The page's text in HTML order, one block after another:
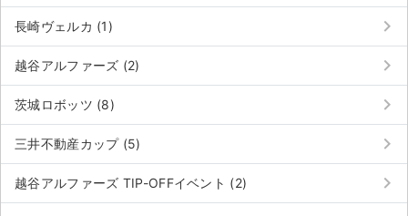
長崎ヴェルカ (1) keyboard_arrow_right
越谷アルファーズ (2) keyboard_arrow_right
茨城ロボッツ (8) keyboard_arrow_right
三井不動産カップ (5) keyboard_arrow_right
越谷アルファーズ TIP-OFFイベント (2) keyboard_arrow_right